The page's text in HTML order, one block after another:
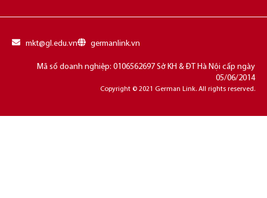
mkt@gl.edu.vn germanlink.vn
Mã số doanh nghiệp: 0106562697 Sở KH & ĐT Hà Nội cấp ngày
05/06/2014
Copyright © 2021 German Link. All rights reserved.